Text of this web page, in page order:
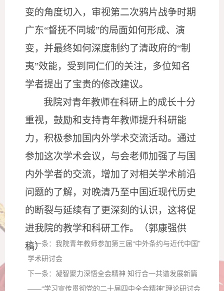
变的角度切入，审视第二次鸦片战争时期
广东“督抚不同城”的局面如何形成、演
变，并最终如何深度制约了清政府的“制
夷”效能，受到同仁们的关注，多位知名
学者提出了宝贵的修改建议。
我院对青年教师在科研上的成长十分
重视，鼓励和支持青年教师提升科研能
力，积极参加国内外学术交流活动。通过
参加这次学术会议，与会老师加强了与国
内外学者的交流，增加了对相关学术前沿
问题的了解，对晚清乃至中国近现代历史
的断裂与延续有了更深刻的认识，这将促
进我院的教学和科研工作。（郭康强供
稿）
上一条： 我院青年教师参加第三届“中外条约与近代中国”
学术研讨会
下一条： 凝智聚力深悟全会精神 知行合一共谱发展新篇
——“学习宣传贯彻党的二十届四中全会精神”理论研讨会